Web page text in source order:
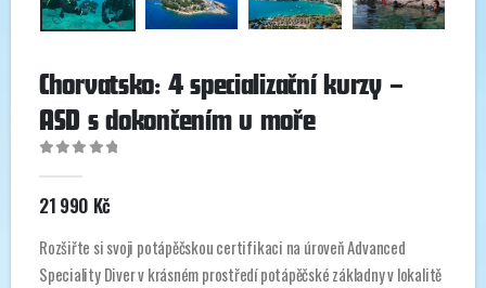
Chorvatsko: 4 specializační kurzy –
ASD s dokončením u moře
21 990 Kč
Rozšiřte si svoji potápěčskou certifikaci na úroveň Advanced
Speciality Diver v krásném prostředí potápěčské základny v lokalitě